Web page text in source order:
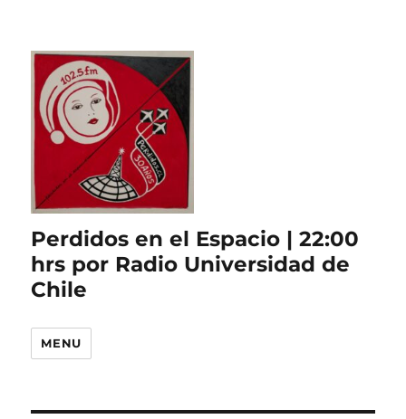
Perdidos en el Espacio | 22:00
hrs por Radio Universidad de
Chile
MENU